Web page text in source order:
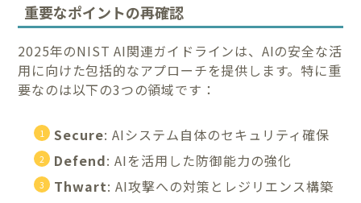
重要なポイントの再確認
2025年のNIST AI関連ガイドラインは、AIの安全な活
用に向けた包括的なアプローチを提供します。特に重
要なのは以下の3つの領域です：
Secure: AIシステム自体のセキュリティ確保
Defend: AIを活用した防御能力の強化
Thwart: AI攻撃への対策とレジリエンス構築